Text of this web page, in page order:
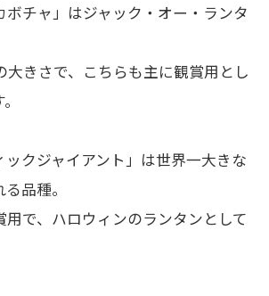
ボチャ」はジャック・オー・ランタ
きさで、こちらも主に観賞用とし
ックジャイアント」は世界一大きな
品種。
用で、ハロウィンのランタンとして